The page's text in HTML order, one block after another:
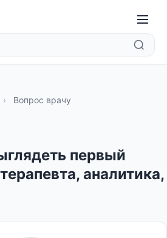
› Вопрос врачу
первый
аналитика,